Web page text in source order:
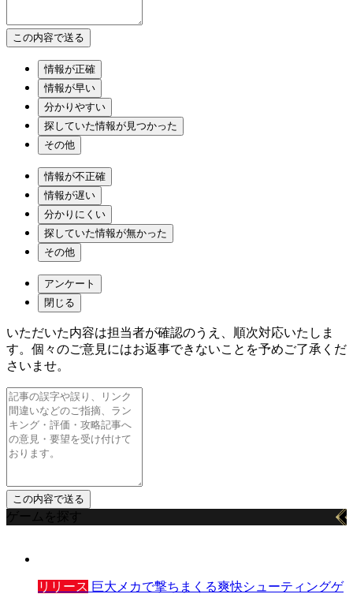
情報が正確
情報が早い
分かりやすい
探していた情報が見つかった
その他
情報が不正確
情報が遅い
分かりにくい
探していた情報が無かった
その他
アンケート
閉じる
いただいた内容は担当者が確認のうえ、順次対応いたしま
す。個々のご意見にはお返事できないことを予めご了承くだ
さいませ。
ゲームを探す
リリース 巨大メカで撃ちまくる爽快シューティングゲ